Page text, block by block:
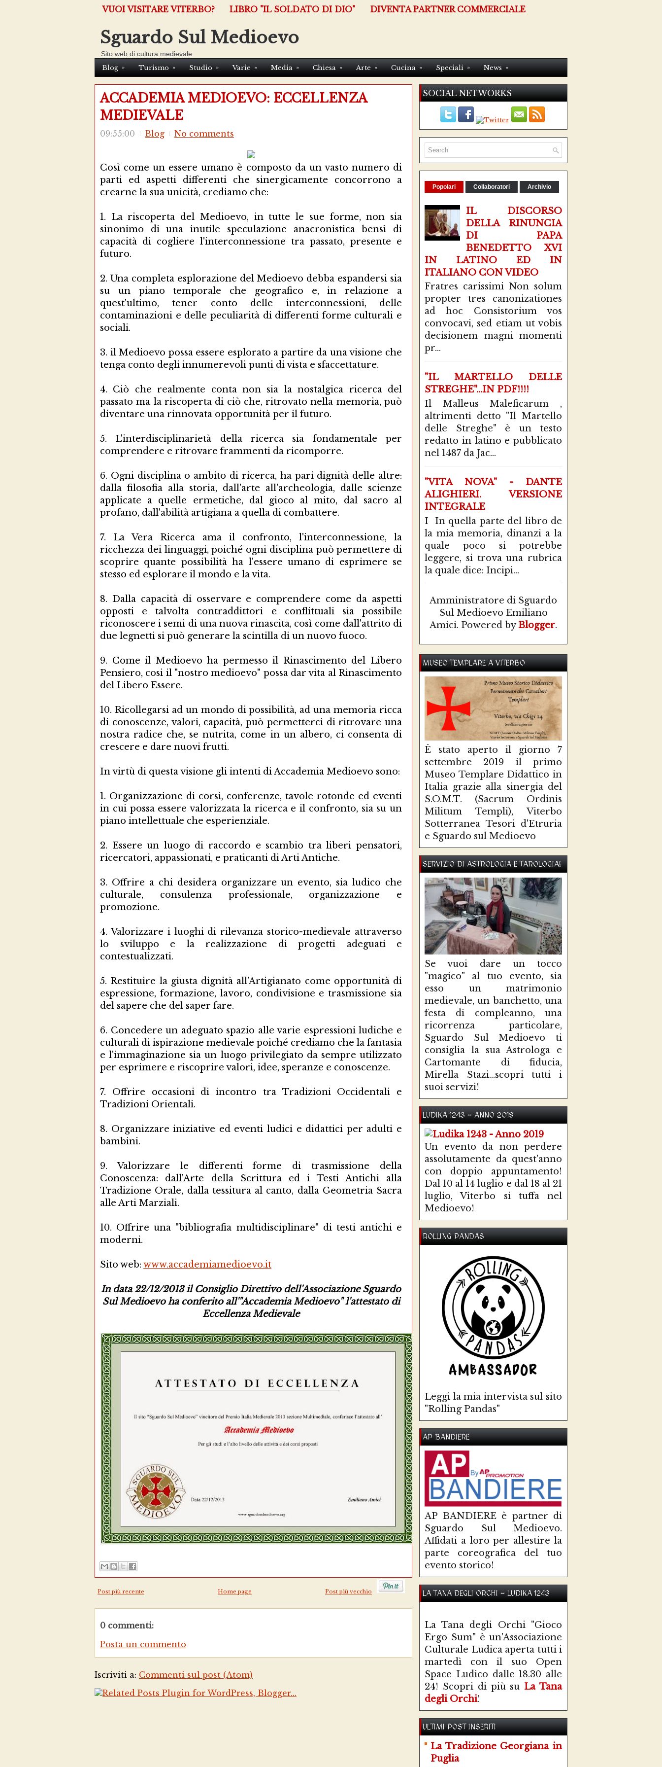
VUOI VISITARE VITERBO? LIBRO "IL SOLDATO DI DIO" DIVENTA PARTNER COMMERCIALE
Sguardo Sul Medioevo
Sito web di cultura medievale
Blog » Turismo » Studio » Varie » Media » Chiesa » Arte » Cucina » Speciali » News »
ACCADEMIA MEDIOEVO: ECCELLENZA
MEDIEVALE
09:55:00 Blog No comments
Così come un essere umano è composto da un vasto numero di
parti ed aspetti differenti che sinergicamente concorrono a
crearne la sua unicità, crediamo che:
1. La riscoperta del Medioevo, in tutte le sue forme, non sia
sinonimo di una inutile speculazione anacronistica bensì di
capacità di cogliere l'interconnessione tra passato, presente e
futuro.
2. Una completa esplorazione del Medioevo debba espandersi sia
su un piano temporale che geografico e, in relazione a
quest'ultimo, tener conto delle interconnessioni, delle
contaminazioni e delle peculiarità di differenti forme culturali e
sociali.
3. il Medioevo possa essere esplorato a partire da una visione che
tenga conto degli innumerevoli punti di vista e sfaccettature.
4. Ciò che realmente conta non sia la nostalgica ricerca del
passato ma la riscoperta di ciò che, ritrovato nella memoria, può
diventare una rinnovata opportunità per il futuro.
5.
L'interdisciplinarietà della ricerca sia fondamentale per
comprendere e ritrovare frammenti da ricomporre.
6. Ogni disciplina o ambito di ricerca, ha pari dignità delle altre:
dalla filosofia alla storia, dall'arte all'archeologia, dalle scienze
applicate a quelle ermetiche, dal gioco al mito, dal sacro al
profano, dall'abilità artigiana a quella di combattere.
7.
La Vera Ricerca ama il confronto, l'interconnessione, la
ricchezza dei linguaggi, poiché ogni disciplina può permettere di
scoprire quante possibilità ha l'essere umano di esprimere se
stesso ed esplorare il mondo e la vita.
8. Dalla capacità di osservare e comprendere come da aspetti
opposti e talvolta contraddittori e conflittuali sia possibile
riconoscere i semi di una nuova rinascita, così come dall'attrito di
due legnetti si può generare la scintilla di un nuovo fuoco.
9. Come il Medioevo ha permesso il Rinascimento del Libero
Pensiero, cosi il "nostro medioevo" possa dar vita al Rinascimento
del Libero Essere.
10. Ricollegarsi ad un mondo di possibilità, ad una memoria ricca
di conoscenze, valori, capacità, può permetterci di ritrovare una
nostra radice che, se nutrita, come in un albero, ci consenta di
crescere e dare nuovi frutti.
In virtù di questa visione gli intenti di Accademia Medioevo sono:
1. Organizzazione di corsi, conferenze, tavole rotonde ed eventi
in cui possa essere valorizzata la ricerca e il confronto, sia su un
piano intellettuale che esperienziale.
2. Essere un luogo di raccordo e scambio tra liberi pensatori,
ricercatori, appassionati, e praticanti di Arti Antiche.
3. Offrire a chi desidera organizzare un evento, sia ludico che
culturale, consulenza professionale, organizzazione e
promozione.
4. Valorizzare i luoghi di rilevanza storico-medievale attraverso
lo sviluppo e la realizzazione di progetti adeguati e
contestualizzati.
5. Restituire la giusta dignità all’Artigianato come opportunità di
espressione, formazione, lavoro, condivisione e trasmissione sia
del sapere che del saper fare.
6. Concedere un adeguato spazio alle varie espressioni ludiche e
culturali di ispirazione medievale poiché crediamo che la fantasia
e l'immaginazione sia un luogo privilegiato da sempre utilizzato
per esprimere e riscoprire valori, idee, speranze e conoscenze.
7.
Offrire occasioni di incontro tra Tradizioni Occidentali e
Tradizioni Orientali.
8. Organizzare iniziative ed eventi ludici e didattici per adulti e
bambini.
9.
Valorizzare le differenti forme di trasmissione della
Conoscenza: dall'Arte della Scrittura ed i Testi Antichi alla
Tradizione Orale, dalla tessitura al canto, dalla Geometria Sacra
alle Arti Marziali.
10. Offrire una "bibliografia multidisciplinare" di testi antichi e
moderni.
Sito web: www.accademiamedioevo.it
In data 22/12/2013 il Consiglio Direttivo dell'Associazione Sguardo
Sul Medioevo ha conferito all'"Accademia Medioevo" l'attestato di
Eccellenza Medievale
Post più recente Post più vecchio
Home page
0 commenti:
Posta un commento
Iscriviti a: Commenti sul post (Atom)
SOCIAL NETWORKS
Popolari Collaboratori Archivio
IL DISCORSO
DELLA RINUNCIA
DI PAPA
BENEDETTO XVI
IN LATINO ED IN
ITALIANO CON VIDEO
Fratres carissimi Non solum
propter tres canonizationes
ad hoc Consistorium vos
convocavi, sed etiam ut vobis
decisionem magni momenti
pr...
"IL MARTELLO DELLE
STREGHE"...IN PDF!!!!
Il Malleus Maleficarum ,
altrimenti detto "Il Martello
delle Streghe" è un testo
redatto in latino e pubblicato
nel 1487 da Jac...
"VITA NOVA" - DANTE
ALIGHIERI. VERSIONE
INTEGRALE
I In quella parte del libro de
la mia memoria, dinanzi a la
quale poco si potrebbe
leggere, si trova una rubrica
la quale dice: Incipi...
Amministratore di Sguardo
Sul Medioevo Emiliano
Amici. Powered byBlogger.
MUSEO TEMPLARE A VITERBO
È stato aperto il giorno 7
settembre 2019 il primo
Museo Templare Didattico in
Italia grazie alla sinergia del
S.O.M.T. (Sacrum Ordinis
Militum Templi), Viterbo
Sotterranea Tesori d'Etruria
e Sguardo sul Medioevo
SERVIZIO DI ASTROLOGIA E TAROLOGIA!
Se vuoi dare un tocco
"magico" al tuo evento, sia
esso un matrimonio
medievale, un banchetto, una
festa di compleanno, una
ricorrenza particolare,
Sguardo Sul Medioevo ti
consiglia la sua Astrologa e
Cartomante di fiducia,
Mirella Stazi...scopri tutti i
suoi servizi!
LUDIKA 1243 - ANNO 2019
Un evento da non perdere
assolutamente da quest'anno
con doppio appuntamento!
Dal 10 al 14 luglio e dal 18 al 21
luglio, Viterbo si tuffa nel
Medioevo!
ROLLING PANDAS
Leggi la mia intervista sul sito
"Rolling Pandas"
AP BANDIERE
AP BANDIERE è partner di
Sguardo Sul Medioevo.
Affidati a loro per allestire la
parte coreografica del tuo
evento storico!
LA TANA DEGLI ORCHI - LUDIKA 1243
La Tana degli Orchi "Gioco
Ergo Sum" è un'Associazione
Culturale Ludica aperta tutti i
martedì con il suo Open
Space Ludico dalle 18.30 alle
24! Scopri di più su La Tana
degli Orchi!
ULTIMI POST INSERITI
La Tradizione Georgiana in
Puglia